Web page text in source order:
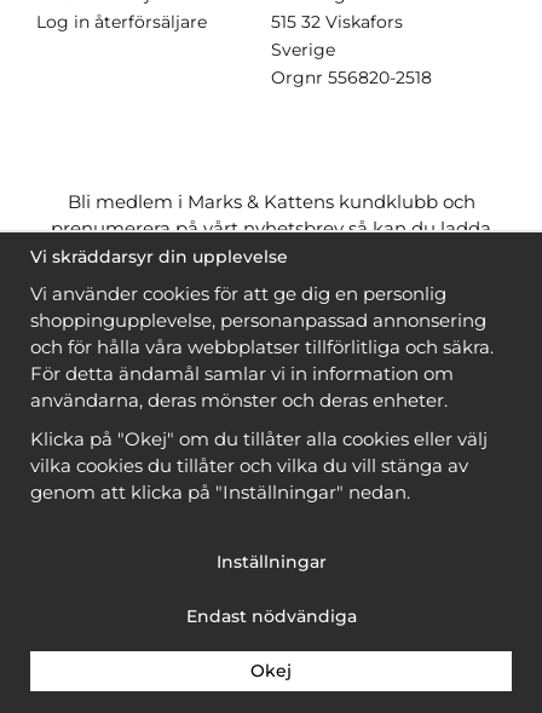
Log in återförsäljare
515 32 Viskafors
Sverige
Orgnr 556820-2518
Bli medlem i Marks & Kattens kundklubb och
prenumerera på vårt nyhetsbrev så kan du ladda
ner många mönstergratisoch få många
när du handlar garn till mönstret. Du ser vilka som
är
gratis när du är inloggad
Bli medlem
Copyright © 2026, Marks & Kattens AB
Vi skräddarsyr din upplevelse
Vi använder cookies för att ge dig en personlig
shoppingupplevelse, personanpassad annonsering
och för hålla våra webbplatser tillförlitliga och säkra.
För detta ändamål samlar vi in information om
användarna, deras mönster och deras enheter.
Klicka på "Okej" om du tillåter alla cookies eller välj
vilka cookies du tillåter och vilka du vill stänga av
genom att klicka på "Inställningar" nedan.
Inställningar
Endast nödvändiga
Okej